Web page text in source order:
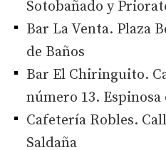
Sotobañado y
Bar La Venta. Plaza
de Baños
Bar El Chiringuito.
número 13.
Cafetería Robles.
Saldaña